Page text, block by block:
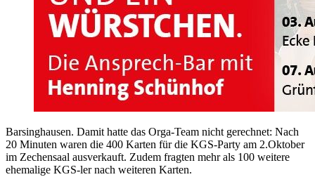
Barsinghausen. Damit hatte das Orga-Team nicht gerechnet: Nach
20 Minuten waren die 400 Karten für die KGS-Party am 2.Oktober
im Zechensaal ausverkauft. Zudem fragten mehr als 100 weitere
ehemalige KGS-ler nach weiteren Karten.